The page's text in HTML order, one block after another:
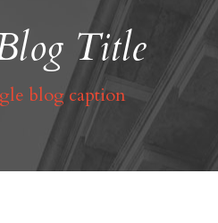
Title
blog caption